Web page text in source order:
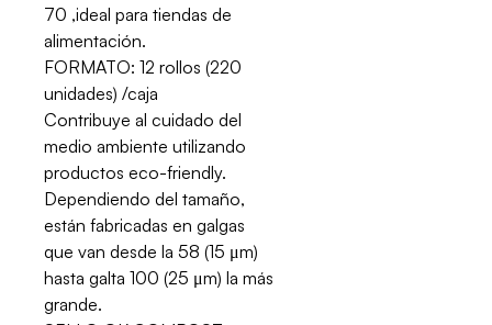
70 ,ideal para tiendas de
alimentación.
FORMATO: 12 rollos (220
unidades) /caja
Contribuye al cuidado del
medio ambiente utilizando
productos eco-friendly.
Dependiendo del tamaño,
están fabricadas en galgas
que van desde la 58 (15 μm)
hasta galta 100 (25 μm) la más
grande.